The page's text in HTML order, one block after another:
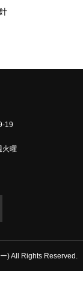
19
火曜
) All Rights Reserved.